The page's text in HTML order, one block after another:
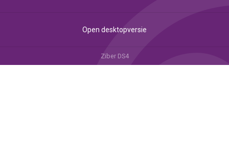
Open desktopversie
Ziber DS4